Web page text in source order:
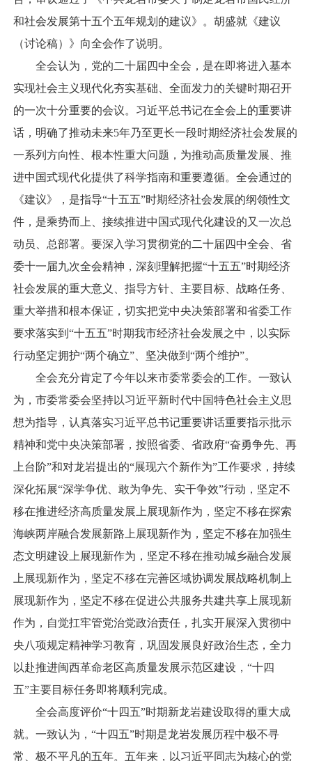
和社会发展第十五个五年规划的建议》。胡盛就《建议
（讨论稿）》向全会作了说明。
全会认为，党的二十届四中全会，是在即将进入基本
实现社会主义现代化夯实基础、全面发力的关键时期召开
的一次十分重要的会议。习近平总书记在全会上的重要讲
话，明确了推动未来5年乃至更长一段时期经济社会发展的
一系列方向性、根本性重大问题，为推动高质量发展、推
进中国式现代化提供了科学指南和重要遵循。全会通过的
《建议》，是指导“十五五”时期经济社会发展的纲领性文
件，是乘势而上、接续推进中国式现代化建设的又一次总
动员、总部署。要深入学习贯彻党的二十届四中全会、省
委十一届九次全会精神，深刻理解把握“十五五”时期经济
社会发展的重大意义、指导方针、主要目标、战略任务、
重大举措和根本保证，切实把党中央决策部署和省委工作
要求落实到“十五五”时期我市经济社会发展之中，以实际
行动坚定拥护“两个确立”、坚决做到“两个维护”。
全会充分肯定了今年以来市委常委会的工作。一致认
为，市委常委会坚持以习近平新时代中国特色社会主义思
想为指导，认真落实习近平总书记重要讲话重要指示批示
精神和党中央决策部署，按照省委、省政府“奋勇争先、再
上台阶”和对龙岩提出的“展现六个新作为”工作要求，持续
深化拓展“深学争优、敢为争先、实干争效”行动，坚定不
移在推进经济高质量发展上展现新作为，坚定不移在探索
海峡两岸融合发展新路上展现新作为，坚定不移在加强生
态文明建设上展现新作为，坚定不移在推动城乡融合发展
上展现新作为，坚定不移在完善区域协调发展战略机制上
展现新作为，坚定不移在促进公共服务共建共享上展现新
作为，自觉扛牢管党治党政治责任，扎实开展深入贯彻中
央八项规定精神学习教育，巩固发展良好政治生态，全力
以赴推进闽西革命老区高质量发展示范区建设，“十四
五”主要目标任务即将顺利完成。
全会高度评价“十四五”时期新龙岩建设取得的重大成
就。一致认为，“十四五”时期是龙岩发展历程中极不寻
常、极不平凡的五年。五年来，以习近平同志为核心的党